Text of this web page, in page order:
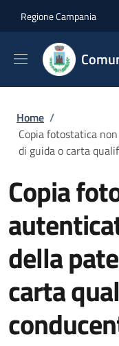
Regione Campania
Briciole di
Home /
Copia fotostatica
di guida o carta
Copia
della
carta